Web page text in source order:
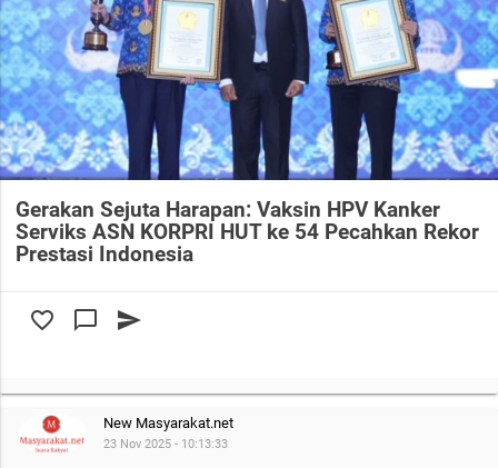
Gerakan Sejuta Harapan: Vaksin HPV Kanker
Serviks ASN KORPRI HUT ke 54 Pecahkan Rekor
Prestasi Indonesia
favorite_border chat_bubble_outline send
New Masyarakat.net
23 Nov 2025 - 10:13:33